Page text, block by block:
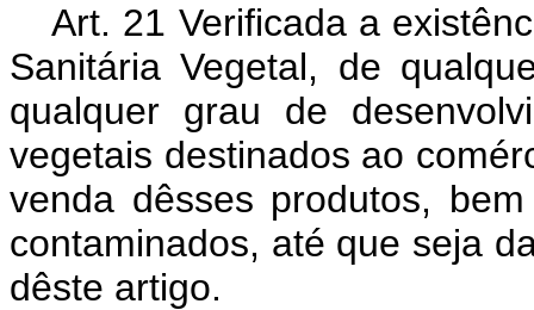
Art. 21 Verificada a
Sanitária Vegetal, de
qualquer grau de
vegetais destinados ao
venda dêsses produtos,
contaminados, até que seja
dêste artigo.